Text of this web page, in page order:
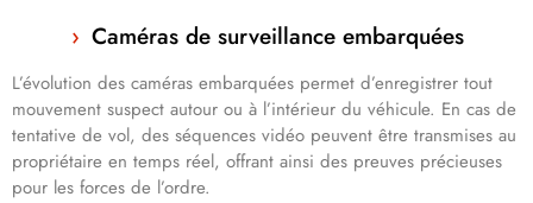
Caméras de surveillance embarquées
L’évolution des caméras embarquées permet d’enregistrer tout
mouvement suspect autour ou à l’intérieur du véhicule. En cas de
tentative de vol, des séquences vidéo peuvent être transmises au
propriétaire en temps réel, offrant ainsi des preuves précieuses
pour les forces de l’ordre.